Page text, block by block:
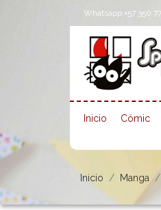
Whatsapp +57 350
Inicio Cómic
Inicio Manga